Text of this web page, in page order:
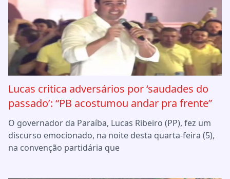
Lucas critica adversários por ‘saudades do
passado’: “PB acostumou andar pra frente”
O governador da Paraíba, Lucas Ribeiro (PP), fez um
discurso emocionado, na noite desta quarta-feira (5),
na convenção partidária que